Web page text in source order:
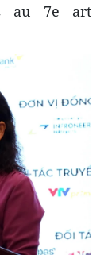
au 7e art